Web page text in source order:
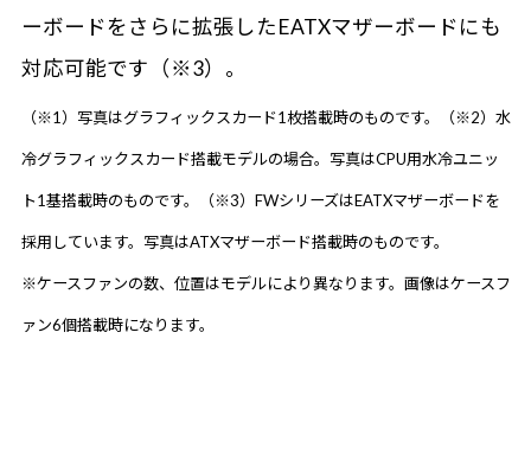
ーボードをさらに拡張したEATXマザーボードにも
対応可能です（※3）。
（※1）写真はグラフィックスカード1枚搭載時のものです。（※2）水
冷グラフィックスカード搭載モデルの場合。写真はCPU用水冷ユニッ
ト1基搭載時のものです。（※3）FWシリーズはEATXマザーボードを
採用しています。写真はATXマザーボード搭載時のものです。
※ケースファンの数、位置はモデルにより異なります。画像はケースフ
ァン6個搭載時になります。